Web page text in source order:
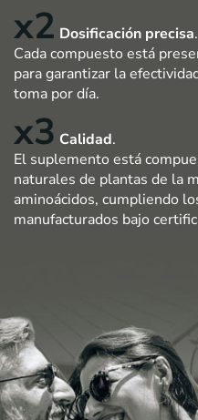
x2 Dosificación precisa.
Cada compuesto está
para garantizar la
toma por día.
x3 Calidad.
El suplemento está
naturales de plantas de la
aminoácidos, cumpliendo
manufacturados bajo